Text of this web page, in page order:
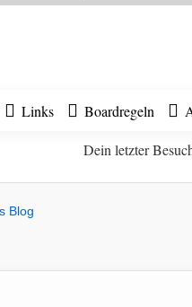
Links Boardregeln
Dein letzter
Blog